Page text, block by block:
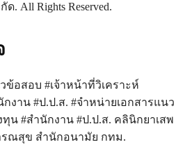
. All Rights Reserved.
ข้อสอบ #เจ้าหน้าที่วิเคราะห์
งาน #ป.ป.ส. #จำหน่ายเอกสารแนว
น #สำนักงาน #ป.ป.ส. คลินิกยาเสพ
รณสุข สำนักอนามัย กทม.